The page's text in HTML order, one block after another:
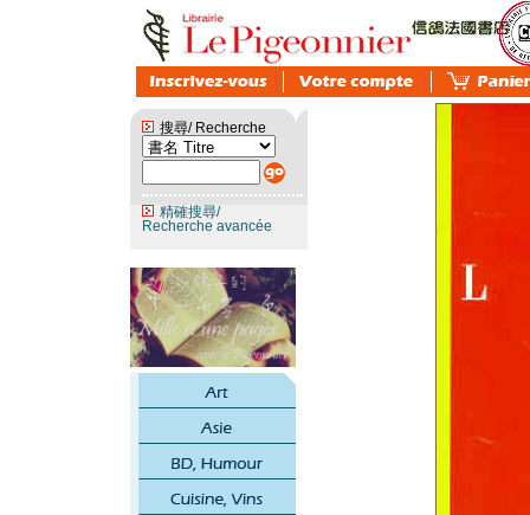
搜尋/ Recherche
精確搜尋/
Recherche avancée